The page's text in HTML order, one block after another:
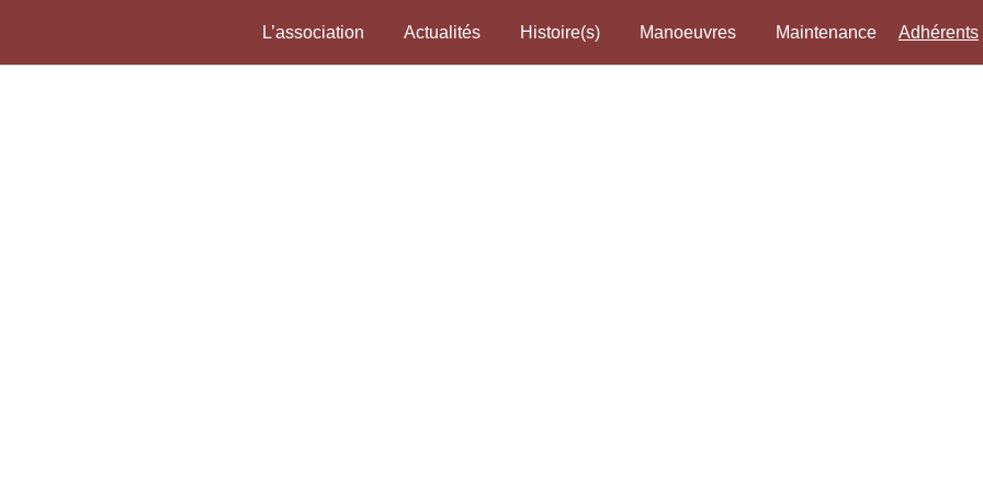
L’association Actualités Histoire(s) Manoeuvres Maintenance Adhérents